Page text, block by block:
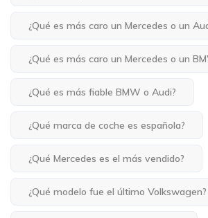
¿Qué es más caro un Mercedes o un
¿Qué es más caro un Mercedes o un
¿Qué es más fiable BMW o Audi?
¿Qué marca de coche es española?
¿Qué Mercedes es el más vendido?
¿Qué modelo fue el último Volkswagen?